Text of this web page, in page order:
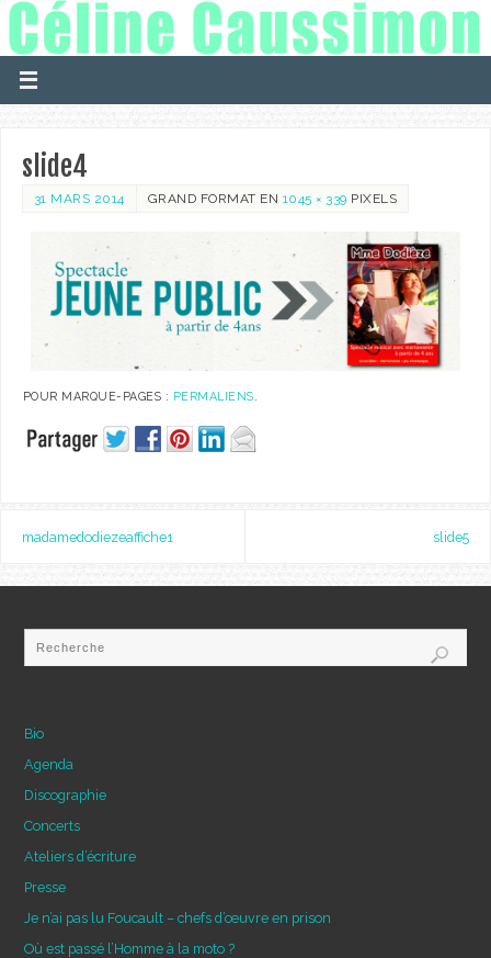
slide4
31 MARS 2014 GRAND FORMAT EN 1045 × 339 PIXELS
POUR MARQUE-PAGES : PERMALIENS.
madamedodiezeaffiche1 slide5
Bio
Agenda
Discographie
Concerts
Ateliers d’écriture
Presse
Je n’ai pas lu Foucault – chefs d’œuvre en prison
Où est passé l’Homme à la moto ?